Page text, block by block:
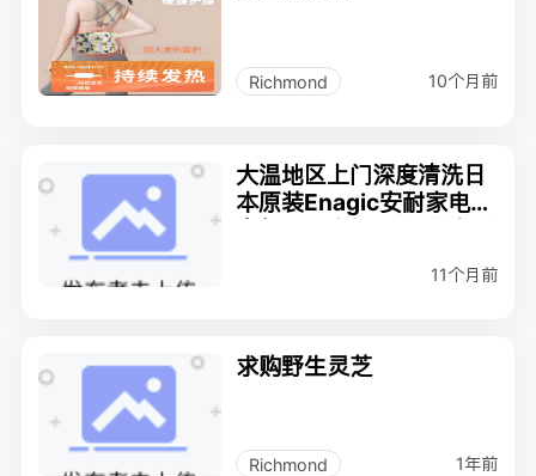
Richmond 10个月前
大温地区上门深度清洗日
本原装Enagic安耐家电解
11个月前
求购野生灵芝
Richmond 1年前